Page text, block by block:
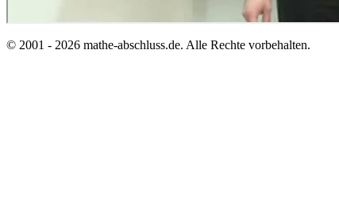
© 2001 - 2026 mathe-abschluss.de. Alle Rechte vorbehalten.